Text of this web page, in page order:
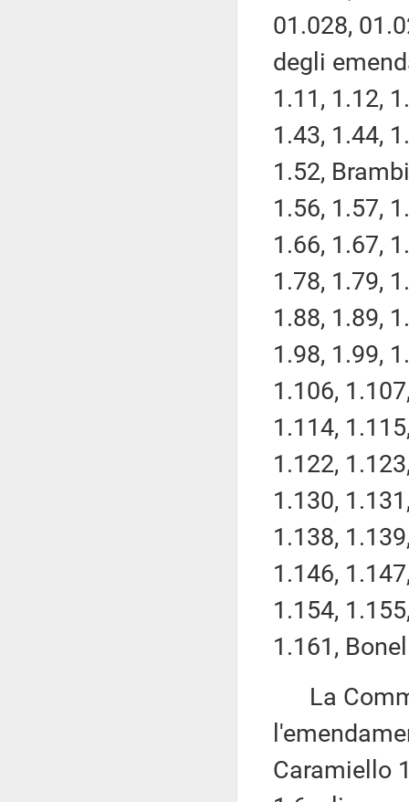
01.028,
degli
1.11, 1.12,
1.43, 1.44,
1.52,
1.56, 1.57,
1.66, 1.67,
1.78, 1.79,
1.88, 1.89,
1.98, 1.99,
1.106,
1.114,
1.122,
1.130,
1.138,
1.146,
1.154,
1.161,
La
Caramiello